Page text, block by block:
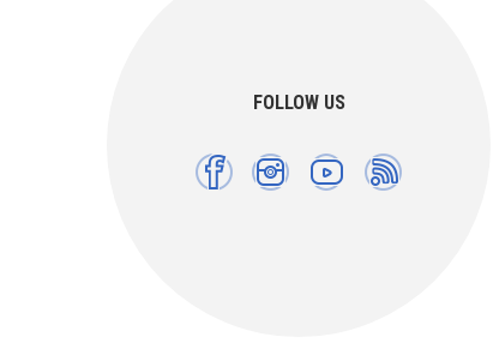
FOLLOW US